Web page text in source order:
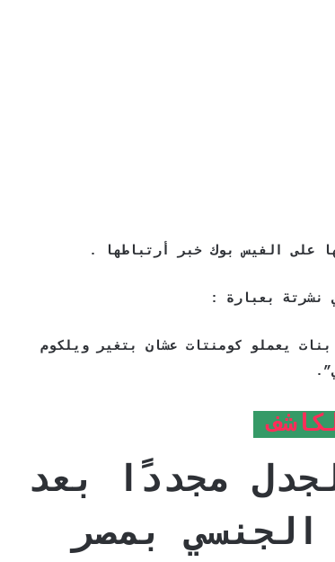
على الفيس بوك خبر أرتباطها .
نشرتة بعبارة :
يعملو كومنتات عشان بتغير ويلكوم
مجددًا بعد
بمصر